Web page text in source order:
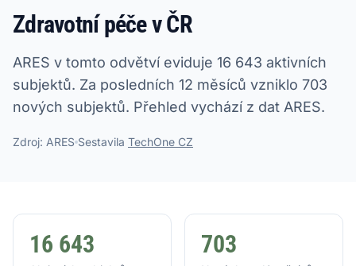
Zdravotní péče v ČR
ARES v tomto odvětví eviduje 16 643 aktivních
subjektů. Za posledních 12 měsíců vzniklo 703
nových subjektů. Přehled vychází z dat ARES.
Zdroj: ARES Sestavila TechOne CZ
16 643 703